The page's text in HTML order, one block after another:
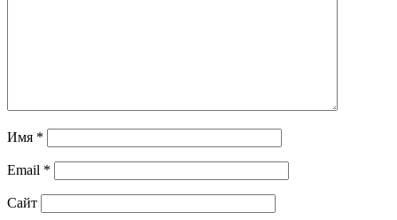
Имя *
Email *
Сайт